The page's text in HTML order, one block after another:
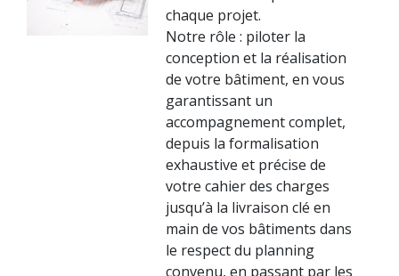
chaque projet.
Notre rôle : piloter la
conception et la réalisation
de votre bâtiment, en vous
garantissant un
accompagnement complet,
depuis la formalisation
exhaustive et précise de
votre cahier des charges
jusqu’à la livraison clé en
main de vos bâtiments dans
le respect du planning
convenu, en passant par les